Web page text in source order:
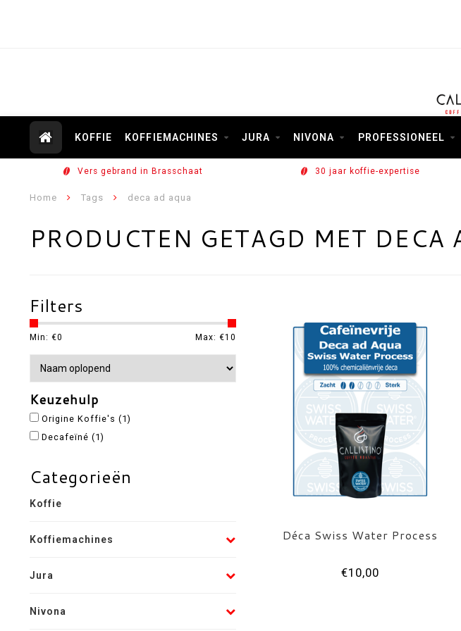
KOFFIE KOFFIEMACHINES JURA NIVONA PROFESSIONEEL
Vers gebrand in Brasschaat 30 jaar koffie-expertise
Home Tags deca ad aqua
PRODUCTEN GETAGD MET DECA
Filters
Min: €0 Max: €10
Keuzehulp
Origine Koffie's (1)
Decafeïné (1)
Categorieën
Koffie
Koffiemachines
Jura
Nivona
Déca Swiss Water Process
€10,00